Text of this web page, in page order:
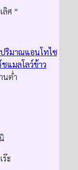
ลิศ “
ริมาณแอนโทไซ
แมลโลว์ข้าว
นต่ำ
ะ